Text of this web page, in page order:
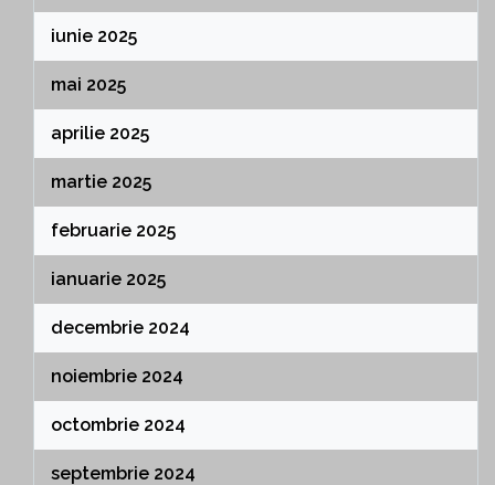
iunie 2025
mai 2025
aprilie 2025
martie 2025
februarie 2025
ianuarie 2025
decembrie 2024
noiembrie 2024
octombrie 2024
septembrie 2024